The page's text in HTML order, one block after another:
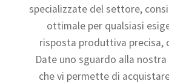
specializzate del settore,
ottimale per qualsiasi
risposta produttiva precisa,
Date uno sguardo alla
che vi permette di